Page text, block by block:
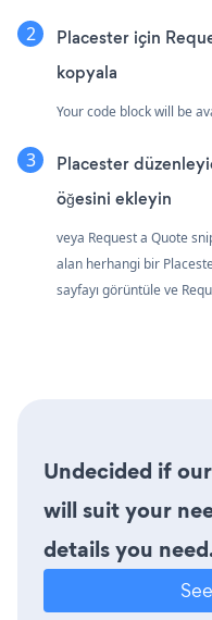
Placester için
kopyala
Your code block will be
Placester
öğesini ekleyin
veya Request a Quote
alan herhangi bir
sayfayı görüntüle ve
Undecided if
will suit your
details you